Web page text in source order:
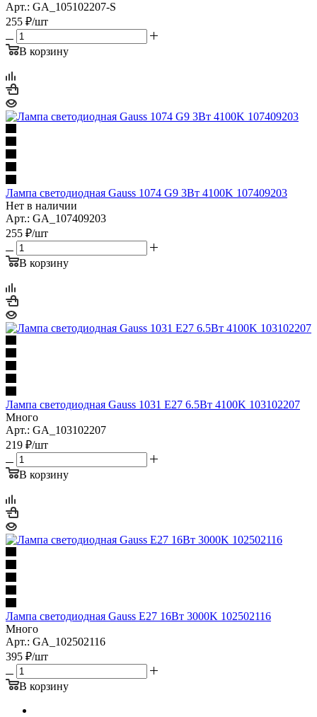
Арт.: GA_105102207-S
255 ₽/шт
В корзину
Лампа светодиодная Gauss 1074 G9 3Вт 4100K 107409203
Нет в наличии
Арт.: GA_107409203
255 ₽/шт
В корзину
Лампа светодиодная Gauss 1031 E27 6.5Вт 4100K 103102207
Много
Арт.: GA_103102207
219 ₽/шт
В корзину
Лампа светодиодная Gauss E27 16Вт 3000K 102502116
Много
Арт.: GA_102502116
395 ₽/шт
В корзину